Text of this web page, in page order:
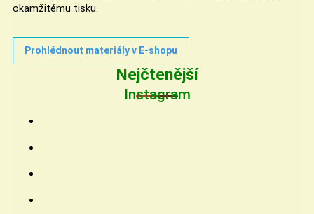
okamžitému tisku.
Prohlédnout materiály v E-shopu
Nejčtenější
Instagram